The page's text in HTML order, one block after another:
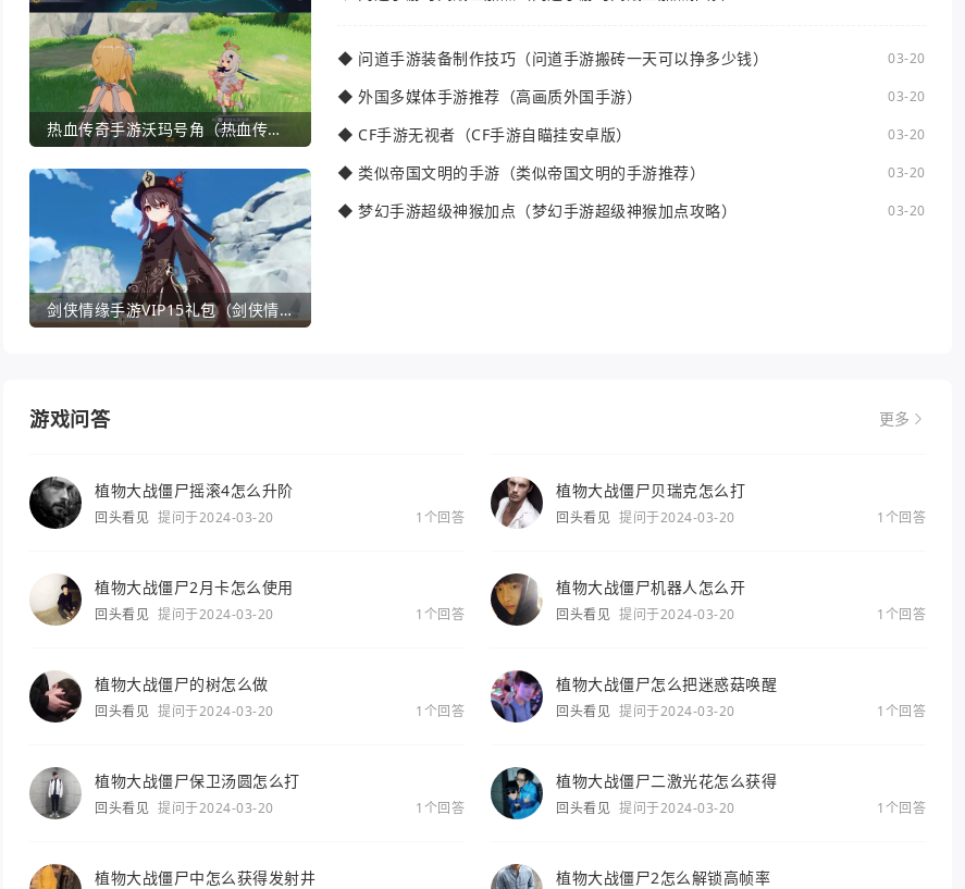
热血传奇手游沃玛号角（热血传奇沃玛装备隐藏属性）
剑侠情缘手游VIP15礼包（剑侠情缘手游VIP1到18一共要花多少钱）
◆ 问道手游装备制作技巧（问道手游搬砖一天可以挣多少钱） 03-20
◆ 外国多媒体手游推荐（高画质外国手游） 03-20
◆ CF手游无视者（CF手游自瞄挂安卓版） 03-20
◆ 类似帝国文明的手游（类似帝国文明的手游推荐） 03-20
◆ 梦幻手游超级神猴加点（梦幻手游超级神猴加点攻略） 03-20
游戏问答 更多
植物大战僵尸摇滚4怎么升阶
回头看见 提问于2024-03-20 1个回答
植物大战僵尸贝瑞克怎么打
回头看见 提问于2024-03-20 1个回答
植物大战僵尸2月卡怎么使用
回头看见 提问于2024-03-20 1个回答
植物大战僵尸机器人怎么开
回头看见 提问于2024-03-20 1个回答
植物大战僵尸的树怎么做
回头看见 提问于2024-03-20 1个回答
植物大战僵尸怎么把迷惑菇唤醒
回头看见 提问于2024-03-20 1个回答
植物大战僵尸保卫汤圆怎么打
回头看见 提问于2024-03-20 1个回答
植物大战僵尸二激光花怎么获得
回头看见 提问于2024-03-20 1个回答
植物大战僵尸中怎么获得发射井 植物大战僵尸2怎么解锁高帧率